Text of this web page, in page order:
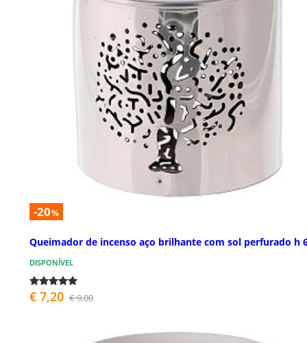
-20%
Queimador de incenso aço brilhante com sol perfurado h
DISPONÍVEL
€ 7,20 € 9,00